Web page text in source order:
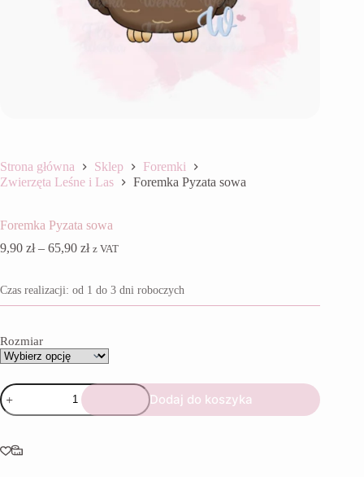
Strona główna Sklep
Foremki
Zwierzęta Leśne i Las
Foremka Pyzata sowa
Foremka Pyzata sowa
9,90 zł – 65,90 złZakres
9,90 zł
do
z VAT
Czas realizacji: od 1 do 3 dni roboczych
Rozmiar
ilość
Foremka
Pyzata
Dodaj do koszyka